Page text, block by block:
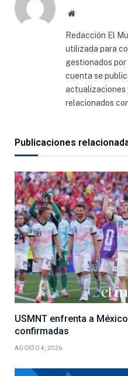
Sitio
Redacción El
utilizada para
gestionados
cuenta se
actualizaciones
relacionados
Publicaciones
USMNT enfrenta a
confirmadas
AGOSTO 4, 2026